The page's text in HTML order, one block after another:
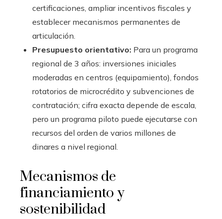
certificaciones, ampliar incentivos fiscales y
establecer mecanismos permanentes de
articulación.
Presupuesto orientativo: Para un programa
regional de 3 años: inversiones iniciales
moderadas en centros (equipamiento), fondos
rotatorios de microcrédito y subvenciones de
contratación; cifra exacta depende de escala,
pero un programa piloto puede ejecutarse con
recursos del orden de varios millones de
dinares a nivel regional.
Mecanismos de
financiamiento y
sostenibilidad